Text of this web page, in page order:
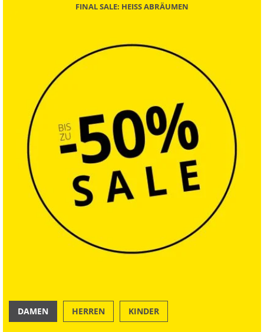
FINAL SALE: HEISS ABRÄUMEN
DAMEN HERREN KINDER